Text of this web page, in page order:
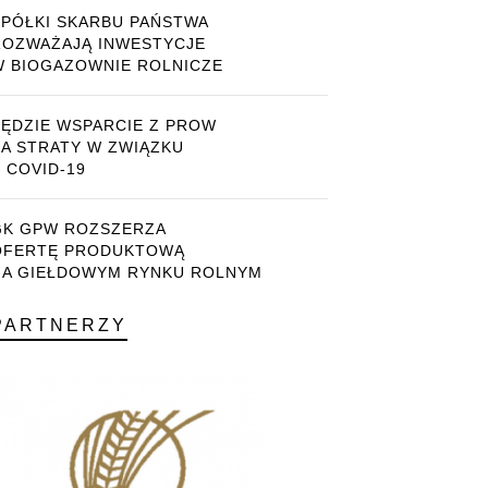
SKARBU PAŃSTWA
INWESTYCJE
BIOGAZOWNIE ROLNICZE
WSPARCIE Z PROW
STRATY W ZWIĄZKU
COVID-19
GPW ROZSZERZA
PRODUKTOWĄ
GIEŁDOWYM RYNKU ROLNYM